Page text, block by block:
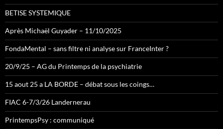
BETISE SYSTEMIQUE
Après Michaël Guyader – 11/10/2025
FondaMental – sans filtre ni analyse sur FranceInter ?
20/9/25 – AG du Printemps de la psychiatrie
15 aout 25 a LA BORDE – débat sous les coings…
FIAC 6-7/3/26 Landernerau
PrintempsPsy : communiqué